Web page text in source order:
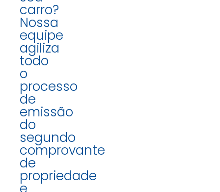
carro?
Nossa
equipe
agiliza
todo
o
processo
de
emissão
do
segundo
comprovante
de
propriedade